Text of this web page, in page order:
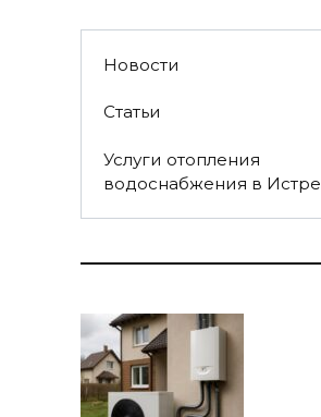
Новости
Статьи
Услуги отопления
водоснабжения в Истре